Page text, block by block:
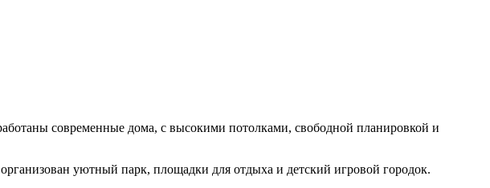
современные дома, с высокими потолками, свободной планировкой и
уютный парк, площадки для отдыха и детский игровой городок.